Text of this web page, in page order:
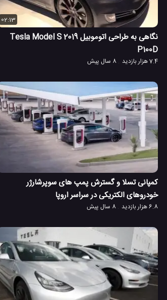
02:13
نگاهی به طراحی اتوموبیل 2019 Tesla Model S
P100D
7.4 هزار بازدید 8 سال پیش
کمپانی تسلا و گسترش پمپ های سوپرشارژر
خودروهای الکتریکی در سراسر اروپا
6.8 هزار بازدید 8 سال پیش